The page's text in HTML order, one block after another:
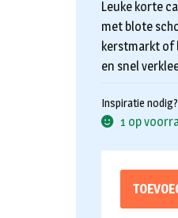
Leuke korte
met blote
kerstmarkt of
en snel
Inspiratie
1 op